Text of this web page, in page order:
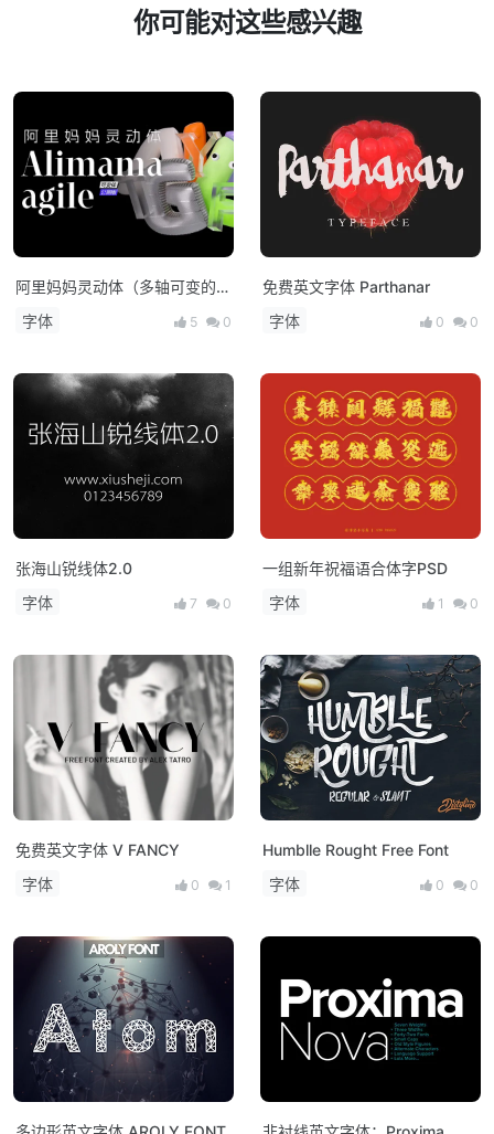
你可能对这些感兴趣
阿里妈妈灵动体（多轴可变的免
费可商用西文字体）
字体 5 0
免费英文字体 Parthanar
字体
0 0
张海山锐线体2.0
字体
7 0
一组新年祝福语合体字PSD
字体
1 0
免费英文字体 V FANCY
字体
0 1
Humblle Rought Free Font
字体
0 0